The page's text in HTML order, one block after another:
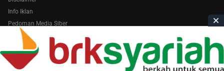
Info Iklan
Pedoman Media Siber
Copyright © 2026 AmiraRiau.com . All Rights Reserved.